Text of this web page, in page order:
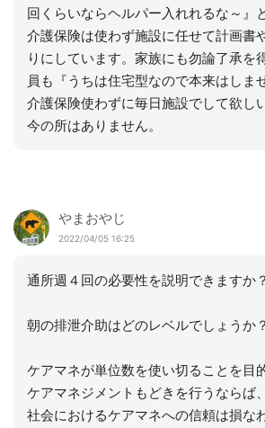
回くらいならヘルパー入れれるな～』
介護保険は使わず施設に任せて計画書
りにしています。家族にも勿論了承を
員も『うちは住宅型なので本来はしま
介護保険使わずに毎日施設でして欲し
今の所はありません。
やまおやじ
2022/04/05 16:25
通所週４回の必要性を説明できますか？
朝の排泄介助はどのレベルでしょうか？
ケアマネが単位数を使い切ることを目的
ケアマネジメントもどきを行うならば、
社会におけるケアマネへの信頼は損なわ